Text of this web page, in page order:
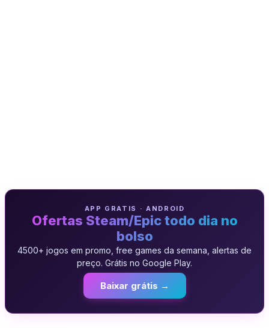
APP GRATIS · ANDROID
Ofertas Steam/Epic todo dia no
bolso
4500+ jogos em promo, free games da semana, alertas de
preço. Grátis no Google Play.
Baixar grátis →